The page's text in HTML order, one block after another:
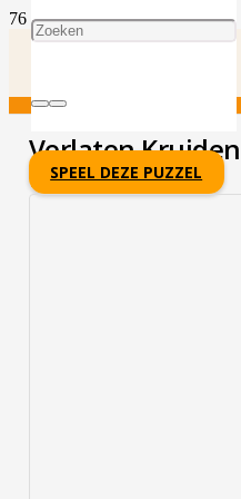
Verlaten
SPEEL DEZE PUZZEL